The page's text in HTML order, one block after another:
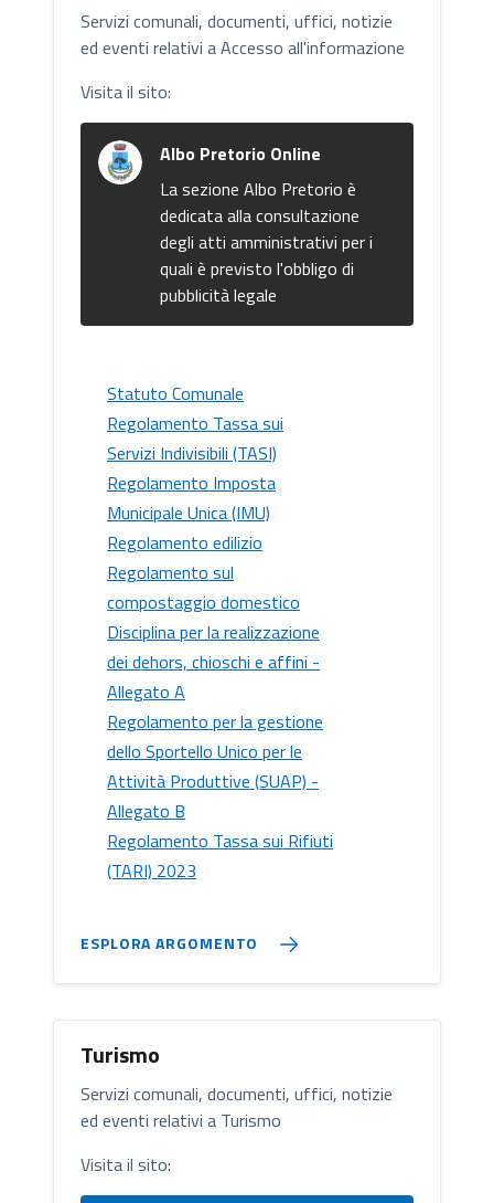
Servizi comunali, documenti, uffici, notizie
ed eventi relativi a Accesso all'informazione
Visita il sito:
Albo Pretorio Online
La sezione Albo Pretorio è
dedicata alla consultazione
degli atti amministrativi per i
quali è previsto l'obbligo di
pubblicità legale
Statuto Comunale
Regolamento Tassa sui
Servizi Indivisibili (TASI)
Regolamento Imposta
Municipale Unica (IMU)
Regolamento edilizio
Regolamento sul
compostaggio domestico
Disciplina per la realizzazione
dei dehors, chioschi e affini -
Allegato A
Regolamento per la gestione
dello Sportello Unico per le
Attività Produttive (SUAP) -
Allegato B
Regolamento Tassa sui Rifiuti
(TARI) 2023
ESPLORA ARGOMENTO
Turismo
Servizi comunali, documenti, uffici, notizie
ed eventi relativi a Turismo
Visita il sito: